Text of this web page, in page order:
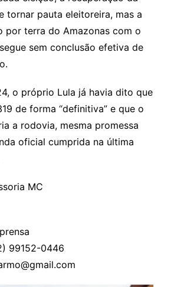
tornar pauta eleitoreira, mas a
por terra do Amazonas com o
sem conclusão efetiva de
o próprio Lula já havia dito que
de forma “definitiva” e que o
a rodovia, mesma promessa
oficial cumprida na última
MC
99152-0446